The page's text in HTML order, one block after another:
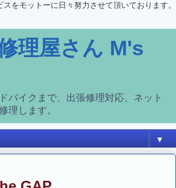
をモットーに日々努力させて頂いております。
理屋さん M's
バイクまで、出張修理対応、ネット
理します。
▼